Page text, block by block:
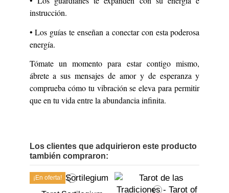
instrucción.
• Los guías te enseñan a conectar con esta poderosa
energía.
Tómate un momento para estar contigo mismo,
ábrete a sus mensajes de amor y de esperanza y
comprueba cómo tu vibración se eleva para permitir
que en tu vida entre la abundancia infinita.
Los clientes que adquirieron este producto
también compraron:
¡En oferta!